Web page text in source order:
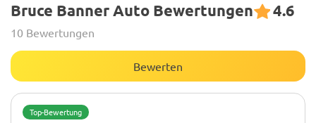
Bruce Banner Auto Bewertungen 4.6
10 Bewertungen
Bewerten
Top-Bewertung